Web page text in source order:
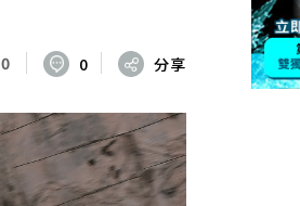
0 0 分享